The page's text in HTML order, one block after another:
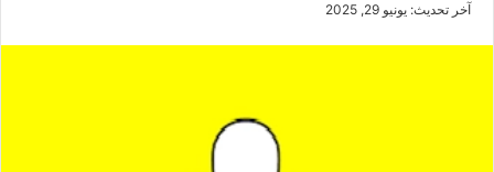
آخر تحديث: يونيو 29, 2025